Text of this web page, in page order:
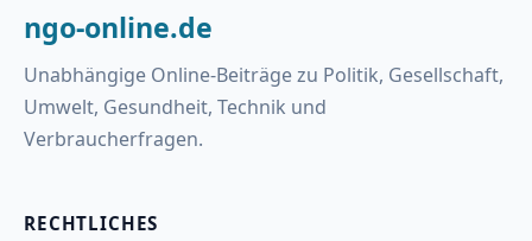
ngo-online.de
Unabhängige Online-Beiträge zu Politik, Gesellschaft,
Umwelt, Gesundheit, Technik und
Verbraucherfragen.
RECHTLICHES